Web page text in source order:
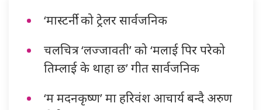
‘मास्टर्नी’ को ट्रेलर सार्वजनिक
चलचित्र ‘लज्जावती’ को ‘मलाई पिर परेको
तिम्लाई के थाहा छ’ गीत सार्वजनिक
‘म मदनकृष्ण’ मा हरिवंश आचार्य बन्दै अरुण